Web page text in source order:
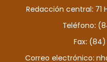
Redacción central: 71
Teléfono:
Fax:
Correo electrónico: